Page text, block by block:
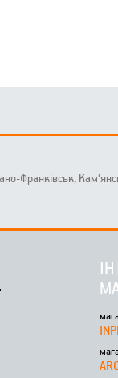
Франківськ,